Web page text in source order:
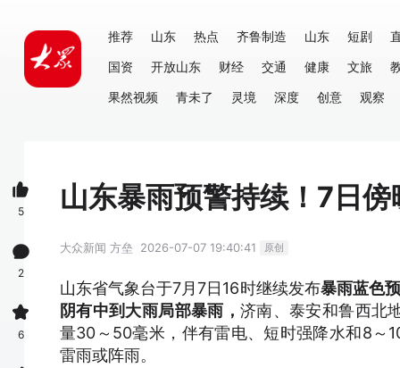
推荐 山东 热点 齐鲁制造 山东 短剧
国资
开放山东 财经 交通 健康 文旅
果然视频
青未了 灵境 深度 创意 观察
山东暴雨预警持续！7日
大众新闻 方垒 2026-07-07 19:40:41 原创
山东省气象台于7月7日16时继续发布暴雨蓝色
阴有中到大雨局部暴雨， 济南、泰安和鲁西北
量30～50毫米，伴有雷电、短时强降水和8～
雷雨或阵雨。
5
2
6